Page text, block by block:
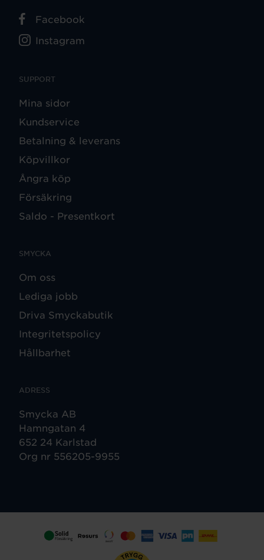
SUPPORT
Mina sidor
Kundservice
Betalning & leverans
Köpvillkor
Ångra köp
Försäkring
Saldo - Presentkort
SMYCKA
Om oss
Lediga jobb
Driva Smyckabutik
Integritetspolicy
Hållbarhet
ADRESS
Smycka AB
Hamngatan 4
652 24 Karlstad
Org nr 556205-9955
Facebook
Instagram